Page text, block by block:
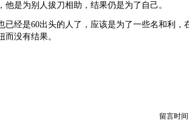
他是为别人拔刀相助，结果仍是为了自己。
已经是60出头的人了，应该是为了一些名和利，
而没有结果。
留言时间